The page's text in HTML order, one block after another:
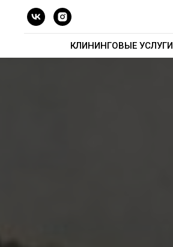
КЛИНИНГОВЫЕ УСЛУГИ